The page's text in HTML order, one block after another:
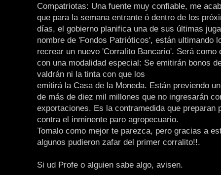
Compatriotas: Una fuente muy confiable, me
que para la semana entrante ó dentro de los
días, el gobierno planifica una de sus últimas
nombre de 'Fondos Patrióticos', están ultimando
recrear un nuevo 'Corralito Bancario'. Será como
con una modalidad especial: Se emitirán bonos
valdrán ni la tinta con que los
emitirá la Casa de la Moneda. Están previendo
de más de diez mil millones que no ingresarán
exportaciones. Es la contramedida que preparan
contra el inminente paro agropecuario.
Tomalo como mejor te parezca, pero gracias a
algunos pudieron zafar del primer corralito!!.
Si ud Profe o alguien sabe algo, avisen.